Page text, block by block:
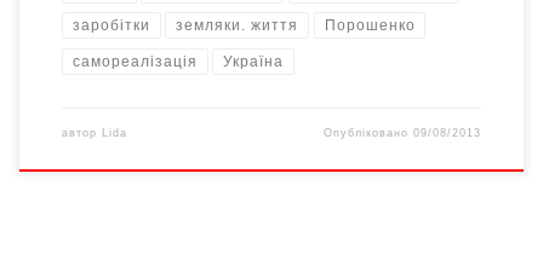
заробітки земляки. життя Порошенко
самореалізація Україна
автор Lida Опубліковано09/08/2013